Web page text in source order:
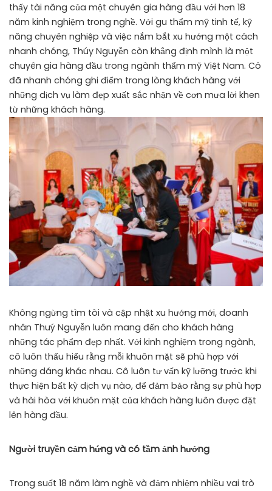
thấy tài năng của một chuyên gia hàng đầu với hơn 18
năm kinh nghiệm trong nghề. Với gu thẩm mỹ tinh tế, kỹ
năng chuyên nghiệp và việc nắm bắt xu hướng một cách
nhanh chóng, Thúy Nguyễn còn khẳng định mình là một
chuyên gia hàng đầu trong ngành thẩm mỹ Việt Nam. Cô
đã nhanh chóng ghi điểm trong lòng khách hàng với
những dịch vụ làm đẹp xuất sắc nhận về cơn mưa lời khen
từ những khách hàng.
Không ngừng tìm tòi và cập nhật xu hướng mới, doanh
nhân Thuý Nguyễn luôn mang đến cho khách hàng
những tác phẩm đẹp nhất. Với kinh nghiệm trong ngành,
cô luôn thấu hiểu rằng mỗi khuôn mặt sẽ phù hợp với
những dáng khác nhau. Cô luôn tư vấn kỹ lưỡng trước khi
thực hiện bất kỳ dịch vụ nào, để đảm bảo rằng sự phù hợp
và hài hòa với khuôn mặt của khách hàng luôn được đặt
lên hàng đầu.
Người truyền cảm hứng và có tầm ảnh hưởng
Trong suốt 18 năm làm nghề và đảm nhiệm nhiều vai trò